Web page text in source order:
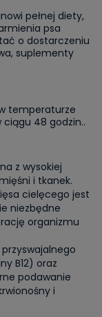
pełnej diety,
psa
o dostarczeniu
suplementy
temperaturze
ciągu 48 godzin..
z wysokiej
i tkanek.
cielęcego jest
niezbędne
organizmu
przyswajalnego
B12) oraz
podawanie
i